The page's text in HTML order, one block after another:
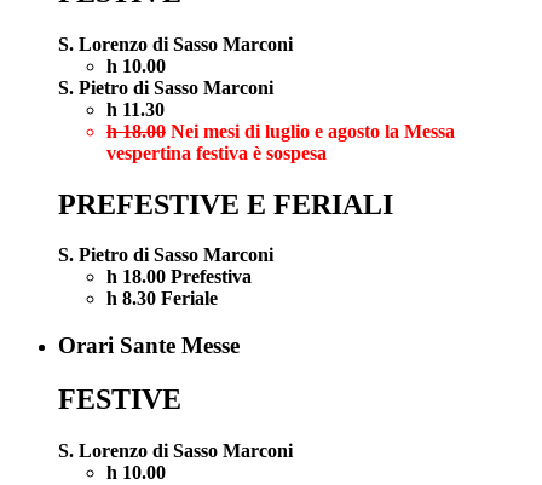
S. Lorenzo di Sasso Marconi
h 10.00
S. Pietro di Sasso Marconi
h 11.30
h 18.00 Nei mesi di luglio e agosto la Messa
vespertina festiva è sospesa
PREFESTIVE E FERIALI
S. Pietro di Sasso Marconi
h 18.00 Prefestiva
h 8.30 Feriale
Orari Sante Messe
FESTIVE
S. Lorenzo di Sasso Marconi
h 10.00